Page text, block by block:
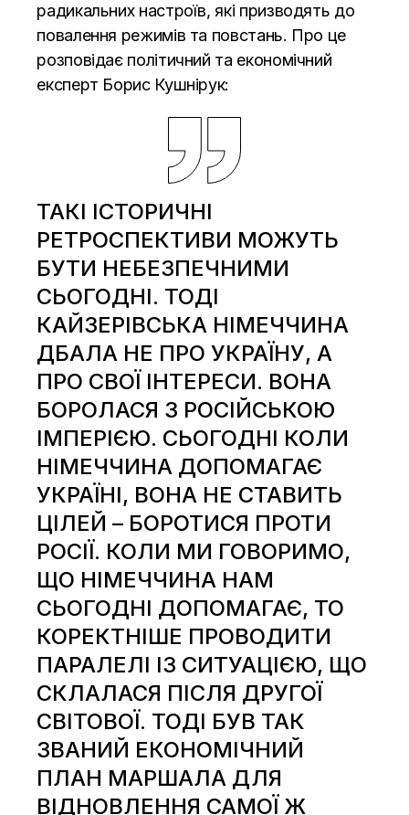
радикальних настроїв, які призводять до
повалення режимів та повстань. Про це
розповідає політичний та економічний
експерт Борис Кушнірук:
ТАКІ ІСТОРИЧНІ
РЕТРОСПЕКТИВИ МОЖУТЬ
БУТИ НЕБЕЗПЕЧНИМИ
СЬОГОДНІ. ТОДІ
КАЙЗЕРІВСЬКА НІМЕЧЧИНА
ДБАЛА НЕ ПРО УКРАЇНУ, А
ПРО СВОЇ ІНТЕРЕСИ. ВОНА
БОРОЛАСЯ З РОСІЙСЬКОЮ
ІМПЕРІЄЮ. СЬОГОДНІ КОЛИ
НІМЕЧЧИНА ДОПОМАГАЄ
УКРАЇНІ, ВОНА НЕ СТАВИТЬ
ЦІЛЕЙ – БОРОТИСЯ ПРОТИ
РОСІЇ. КОЛИ МИ ГОВОРИМО,
ЩО НІМЕЧЧИНА НАМ
СЬОГОДНІ ДОПОМАГАЄ, ТО
КОРЕКТНІШЕ ПРОВОДИТИ
ПАРАЛЕЛІ ІЗ СИТУАЦІЄЮ, ЩО
СКЛАЛАСЯ ПІСЛЯ ДРУГОЇ
СВІТОВОЇ. ТОДІ БУВ ТАК
ЗВАНИЙ ЕКОНОМІЧНИЙ
ПЛАН МАРШАЛА ДЛЯ
ВІДНОВЛЕННЯ САМОЇ Ж